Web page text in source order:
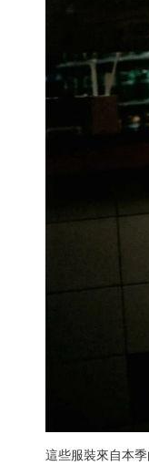
這些服裝來自本